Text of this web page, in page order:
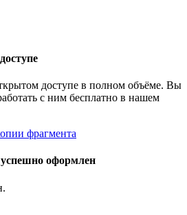
доступе в полном объёме. Вы
с ним бесплатно в нашем
фрагмента
оформлен